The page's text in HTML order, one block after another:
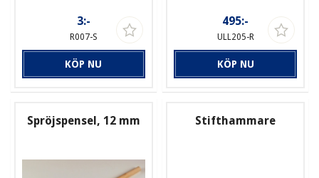
3:-
R007-S
KÖP NU
495:-
ULL205-R
KÖP NU
Spröjspensel, 12 mm Stifthammare